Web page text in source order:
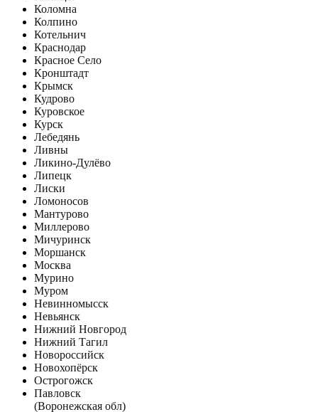
Коломна
Колпино
Котельнич
Краснодар
Красное Село
Кронштадт
Крымск
Кудрово
Куровское
Курск
Лебедянь
Ливны
Ликино-Дулёво
Липецк
Лиски
Ломоносов
Мантурово
Миллерово
Мичуринск
Моршанск
Москва
Мурино
Муром
Невинномысск
Невьянск
Нижний Новгород
Нижний Тагил
Новороссийск
Новохопёрск
Острогожск
Павловск
(Воронежская обл)